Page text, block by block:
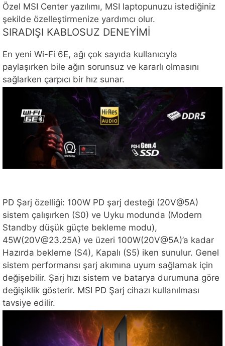
Özel MSI Center yazılımı, MSI laptopunuzu istediğiniz
şekilde özelleştirmenize yardımcı olur.
SIRADIŞI KABLOSUZ DENEYİMİ
En yeni Wi-Fi 6E, ağı çok sayıda kullanıcıyla
paylaşırken bile ağın sorunsuz ve kararlı olmasını
sağlarken çarpıcı bir hız sunar.
PD Şarj özelliği: 100W PD şarj desteği (20V@5A)
sistem çalışırken (S0) ve Uyku modunda (Modern
Standby düşük güçte bekleme modu),
45W(20V@23.25A) ve üzeri 100W(20V@5A)’a kadar
Hazırda bekleme (S4), Kapalı (S5) iken sunulur. Genel
sistem performansı şarj akımına uyum sağlamak için
değişebilir. Şarj hızı sistem ve batarya durumuna göre
değişiklik gösterir. MSI PD Şarj cihazı kullanılması
tavsiye edilir.